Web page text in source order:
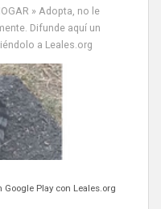
» Adopta, no le
Difunde aquí un
a Leales.org
Play con Leales.org